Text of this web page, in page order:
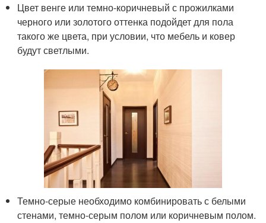
Цвет венге или темно-коричневый с прожилками
черного или золотого оттенка подойдет для пола
такого же цвета, при условии, что мебель и ковер
будут светлыми.
Темно-серые необходимо комбинировать с белыми
стенами, темно-серым полом или коричневым полом.